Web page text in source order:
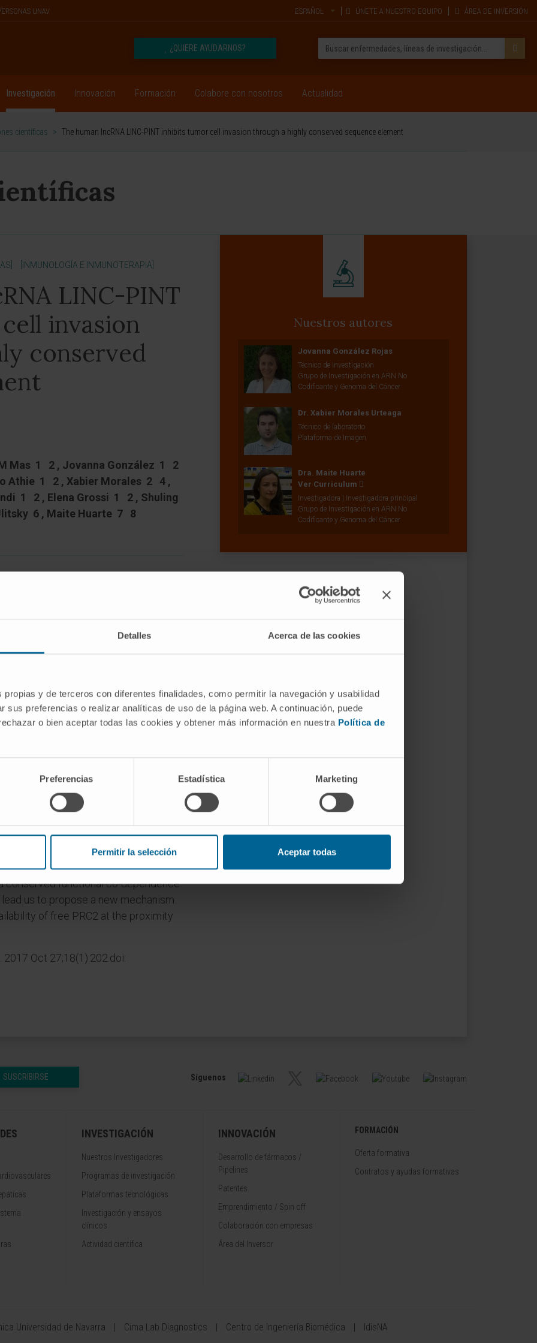
Detalles Acerca de las cookies
propias y de terceros con diferentes finalidades, como permitir la navegación y usabilidad
sus preferencias o realizar analíticas de uso de la página web. A continuación, puede
o bien aceptar todas las cookies y obtener más información en nuestra Política de
Preferencias Estadística Marketing
Permitir la selección Aceptar todas
UNAV ESPAÑOL ÚNETE A NUESTRO EQUIPO ÁREA DE INVERSIÓN
¿QUIERE AYUDARNOS?
Investigación Innovación Formación Colabore con nosotros Actualidad
científicas > The human lncRNA LINC-PINT inhibits tumor cell invasion through a highly conserved sequence element
[INMUNOLOGÍA E INMUNOTERAPIA]
LINC-PINT
invasion
conserved
Mas 1 2 , Jovanna González 1 2
Athie 1 2 , Xabier Morales 2 4 ,
1 2 , Elena Grossi 1 2 , Shuling
6 , Maite Huarte 7 8
subset of them are long non-coding
aberrant expression in cancer, and
transformation. However, the
understood and it is unknown how
function.
of the p53-regulated human
that LINC-PINT is downregulated in
tumor suppressor lncRNA by
cells.
conserved sequence element
This sequence mediates a
for the LINC-PINT-dependent
of genes regulated by the
conserved functional co-dependence
us to propose a new mechanism
of free PRC2 at the proximity
2017 Oct 27;18(1):202.doi:
Nuestros autores
Jovanna González Rojas
Técnico de Investigación
Grupo de Investigación en ARN No
Codificante y Genoma del Cáncer
Dr. Xabier Morales Urteaga
Técnico de laboratorio
Plataforma de Imagen
Dra. Maite Huarte
Ver Curriculum
Investigadora | Investigadora principal
Grupo de Investigación en ARN No
Codificante y Genoma del Cáncer
SUSCRIBIRSE Síguenos
INVESTIGACIÓN
Nuestros Investigadores
Programas de investigación
Plataformas tecnológicas
Investigación y ensayos
clínicos
Actividad científica
INNOVACIÓN
Desarrollo de fármacos /
Pipelines
Patentes
Emprendimiento / Spin off
Colaboración con empresas
Área del Inversor
FORMACIÓN
Oferta formativa
Contratos y ayudas formativas
Universidad de Navarra Cima Lab Diagnostics Centro de Ingeniería Biomédica IdisNA